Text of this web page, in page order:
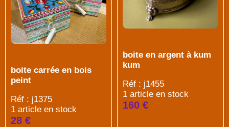
boite carrée en bois
peint
Réf : j1375
1 article en stock
28 €
boite en argent à kum
kum
Réf : j1455
1 article en stock
160 €